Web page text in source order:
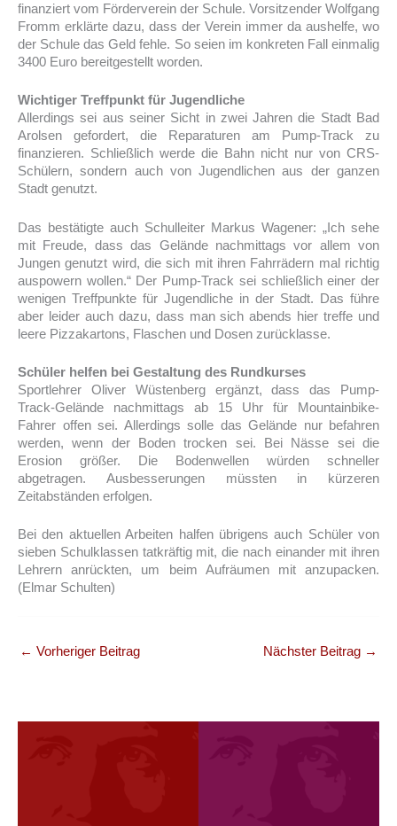
finanziert vom Förderverein der Schule. Vorsitzender Wolfgang
Fromm erklärte dazu, dass der Verein immer da aushelfe, wo
der Schule das Geld fehle. So seien im konkreten Fall einmalig
3400 Euro bereitgestellt worden.
Wichtiger Treffpunkt für Jugendliche
Allerdings sei aus seiner Sicht in zwei Jahren die Stadt Bad
Arolsen gefordert, die Reparaturen am Pump-Track zu
finanzieren. Schließlich werde die Bahn nicht nur von CRS-
Schülern, sondern auch von Jugendlichen aus der ganzen
Stadt genutzt.
Das bestätigte auch Schulleiter Markus Wagener: „Ich sehe
mit Freude, dass das Gelände nachmittags vor allem von
Jungen genutzt wird, die sich mit ihren Fahrrädern mal richtig
auspowern wollen.“ Der Pump-Track sei schließlich einer der
wenigen Treffpunkte für Jugendliche in der Stadt. Das führe
aber leider auch dazu, dass man sich abends hier treffe und
leere Pizzakartons, Flaschen und Dosen zurücklasse.
Schüler helfen bei Gestaltung des Rundkurses
Sportlehrer Oliver Wüstenberg ergänzt, dass das Pump-
Track-Gelände nachmittags ab 15 Uhr für Mountainbike-
Fahrer offen sei. Allerdings solle das Gelände nur befahren
werden, wenn der Boden trocken sei. Bei Nässe sei die
Erosion größer. Die Bodenwellen würden schneller
abgetragen. Ausbesserungen müssten in kürzeren
Zeitabständen erfolgen.
Bei den aktuellen Arbeiten halfen übrigens auch Schüler von
sieben Schulklassen tatkräftig mit, die nach einander mit ihren
Lehrern anrückten, um beim Aufräumen mit anzupacken.
(Elmar Schulten)
← Vorheriger Beitrag Nächster Beitrag →